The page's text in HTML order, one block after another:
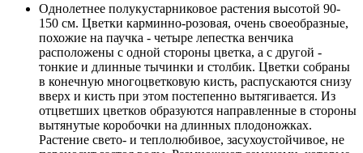
Однолетнее полукустарниковое растения высотой 90-
150 см. Цветки карминно-розовая, очень своеобразные,
похожие на паучка - четыре лепестка венчика
расположены с одной стороны цветка, а с другой -
тонкие и длинные тычинки и столбик. Цветки собраны
в конечную многоцветковую кисть, распускаются снизу
вверх и кисть при этом постепенно вытягивается. Из
отцветших цветков образуются направленные в стороны
вытянутые коробочки на длинных плодоножках.
Растение свето- и теплолюбивое, засухоустойчивое, не